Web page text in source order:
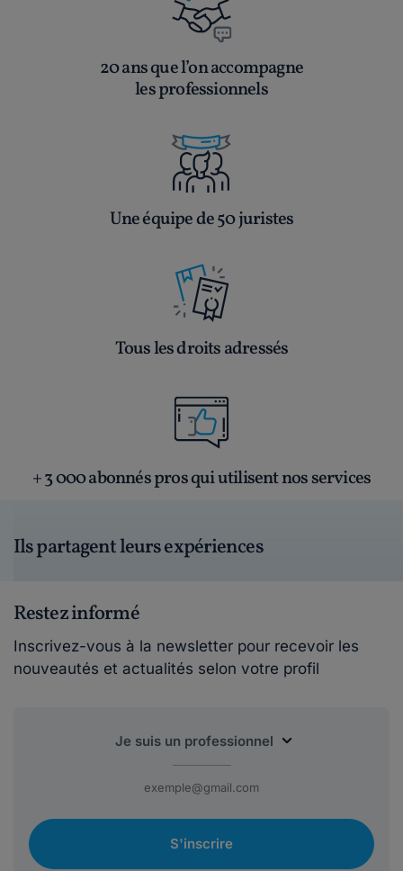
20 ans que l’on accompagne
les professionnels
Une équipe de 50 juristes
Tous les droits adressés
+ 3 000 abonnés pros qui utilisent nos services
Ils partagent leurs expériences
Restez informé
Inscrivez-vous à la newsletter pour recevoir les
nouveautés et actualités selon votre profil
S'inscrire